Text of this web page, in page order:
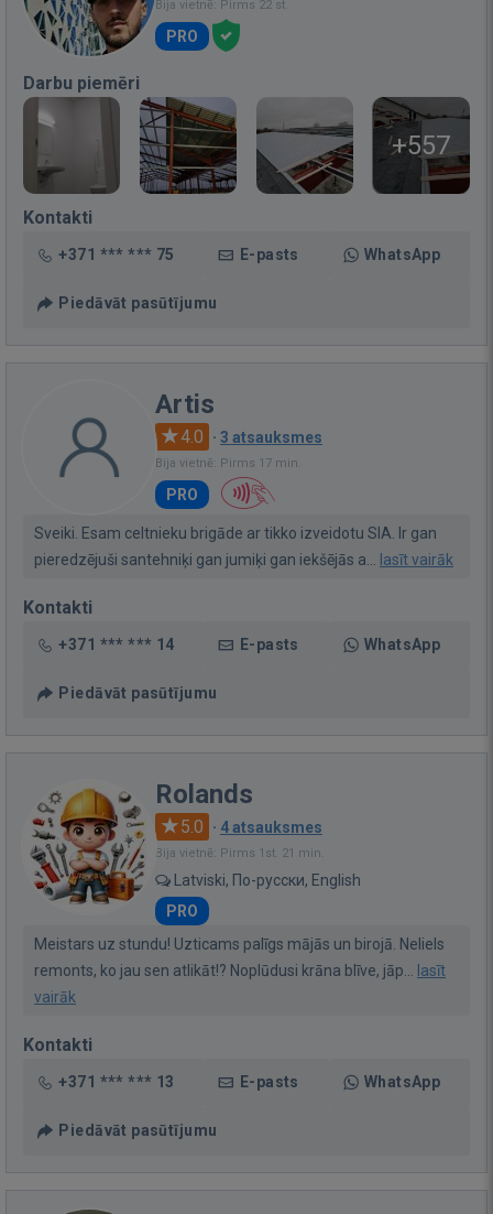
Bija vietnē: Pirms 22 st.
PRO
Darbu piemēri
+557
Kontakti
+371 *** *** 75 E-pasts WhatsApp
Piedāvāt pasūtījumu
Artis
4.0 · 3 atsauksmes
Bija vietnē: Pirms 17 min.
PRO
Sveiki. Esam celtnieku brigāde ar tikko izveidotu SIA. Ir gan
pieredzējuši santehniķi gan jumiķi gan iekšējās a... lasīt vairāk
Kontakti
+371 *** *** 14 E-pasts WhatsApp
Piedāvāt pasūtījumu
Rolands
5.0 · 4 atsauksmes
Bija vietnē: Pirms 1st. 21 min.
Latviski, По-русски, English
PRO
Meistars uz stundu! Uzticams palīgs mājās un birojā. Neliels
remonts, ko jau sen atlikāt!? Noplūdusi krāna blīve, jāp... lasīt
vairāk
Kontakti
+371 *** *** 13 E-pasts WhatsApp
Piedāvāt pasūtījumu